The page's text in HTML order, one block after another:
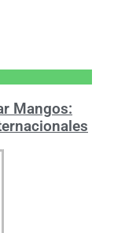
Mangos: